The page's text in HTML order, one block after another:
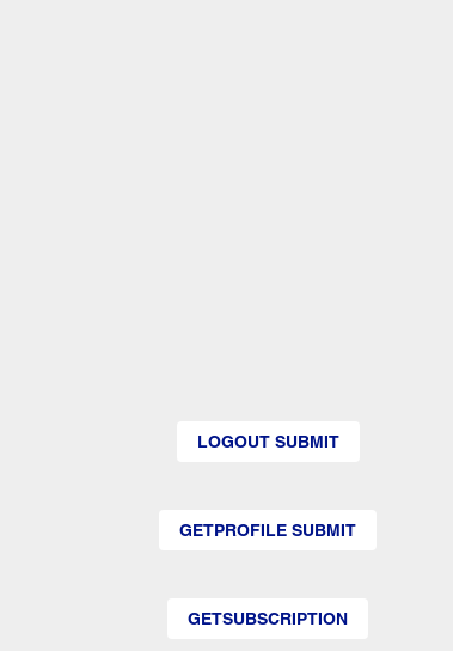
LOGOUT SUBMIT
GETPROFILE SUBMIT
GETSUBSCRIPTION